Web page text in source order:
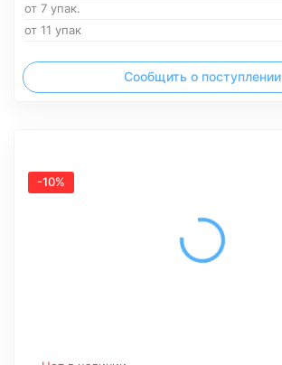
от 7 упак.
от 11 упак
Сообщить о поступлении
-10%